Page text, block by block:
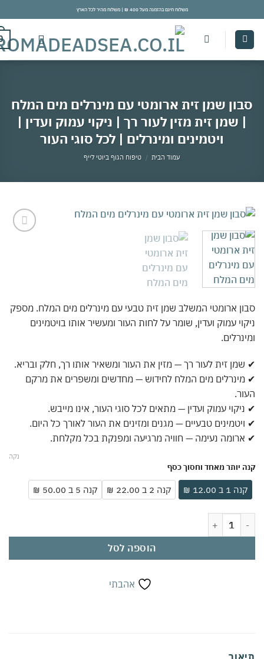
משלוח חינם בהזמנה מעל 400 ₪ | משלוח מהיר לכל הארץ
0
שמן זית ארומטי עם מינרלים מים המלח
שמן זית מזין לעור רך | ניקוי עמוק ועדין |
ויטמינים ומינרלים | לכל סוגי העור
עמוד הבית / טיפוח הגוף ביוטי לייף
ארומטי המשלב שמן זית טבעי עם מינרלים מים המלח. מספק
עמוק ועדין, שומר על לחות העור ומעשיר אותו בויטמינים
זית לעור רך — מזין את העור ומשאיר אותו רך, חלק ובריא.
מים המלח לחידוש — מחדשים ומשפרים את מרקם
עמוק ועדין — מתאים לכל סוגי העור, אינו מייבש.
טבעיים — מגנים ומזינים את העור לאורך כל היום.
נעימה — חוויה מרגיעה ומפנקת בכל מקלחת.
יותר מאחד וחסוך כסף
קנה 2 ב 22.00 ₪ קנה 5 ב 50.00 ₪
של סבון שמן זית ארומטי עם מינרלים מים המלח | שמן זית מזין לעור רך |
הוספה לסל
אהבתי